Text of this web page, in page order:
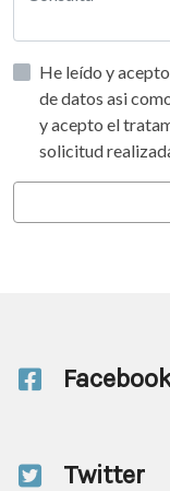
He leído y acepto la información básica sobre protección
de datos asi
y acepto el
solicitud
Twitter